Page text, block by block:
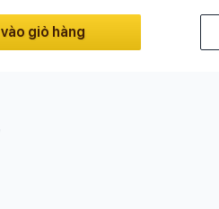
giỏ hàng